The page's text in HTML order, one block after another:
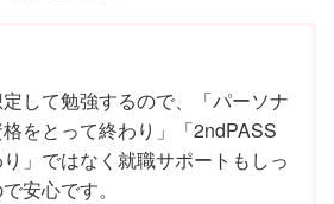
して勉強するので、「パーソナ
をとって終わり」「2ndPASS
」ではなく就職サポートもしっ
安心です。